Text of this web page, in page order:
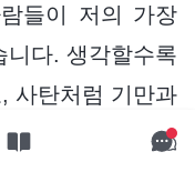
들이 저의 가장
니다. 생각할수록
사탄처럼 기만과
히 추하고 비열